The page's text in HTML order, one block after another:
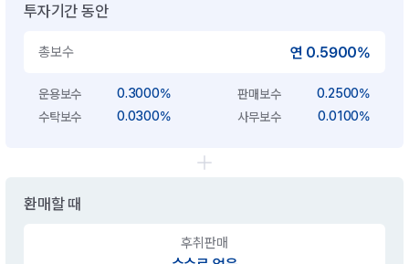
투자기간 동안
총보수 연 0.5900%
운용보수 0.3000% 판매보수
0.2500%
수탁보수
0.0300% 사무보수 0.0100%
환매할 때
후취판매